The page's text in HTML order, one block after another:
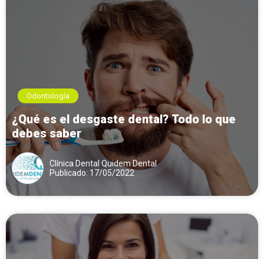
Odontología
¿Qué es el desgaste dental? Todo lo que
debes saber
Clínica Dental Quidem Dental
Publicado: 17/05/2022